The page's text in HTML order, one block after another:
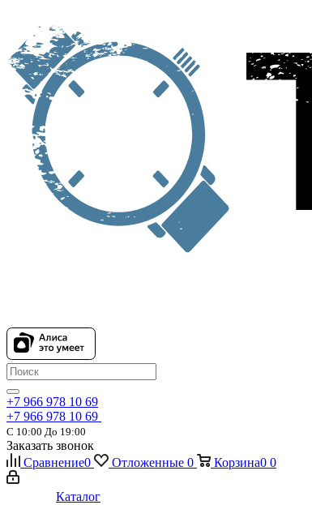
+7 966 978 10 69
+7 966 978 10 69
С 10:00 До 19:00
Заказать звонок
Сравнение0 Отложенные 0 Корзина0 0
Каталог